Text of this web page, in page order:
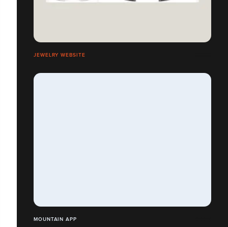
JEWELRY WEBSITE
MOUNTAIN APP